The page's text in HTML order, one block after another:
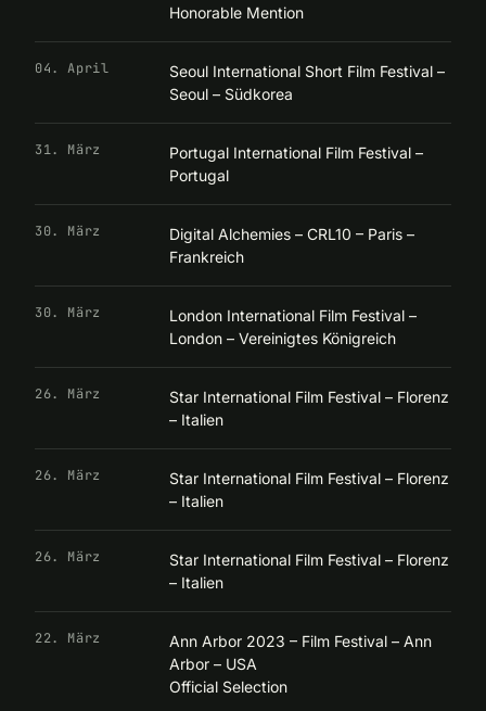
Honorable Mention
04. April
Seoul International Short Film Festival –
Seoul – Südkorea
31. März
Portugal International Film Festival –
Portugal
30. März
Digital Alchemies – CRL10 – Paris –
Frankreich
30. März
London International Film Festival –
London – Vereinigtes Königreich
26. März
Star International Film Festival – Florenz
– Italien
26. März
Star International Film Festival – Florenz
– Italien
26. März
Star International Film Festival – Florenz
– Italien
22. März
Ann Arbor 2023 – Film Festival – Ann
Arbor – USA
Official Selection